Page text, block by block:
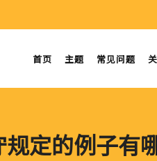
首页 主题 常见问题
定的例子有